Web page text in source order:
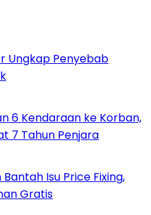
Ungkap Penyebab
6 Kendaraan ke Korban,
7 Tahun Penjara
Isu Price Fixing,
Gratis